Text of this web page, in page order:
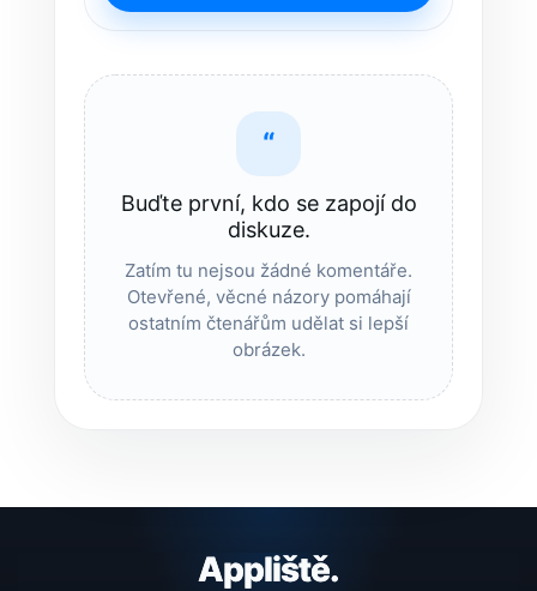
“
Buďte první, kdo se zapojí do
diskuze.
Zatím tu nejsou žádné komentáře.
Otevřené, věcné názory pomáhají
ostatním čtenářům udělat si lepší
obrázek.